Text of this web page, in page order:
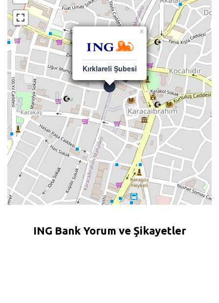
×
Kırklareli Şubesi
ING Bank Yorum ve Şikayetler